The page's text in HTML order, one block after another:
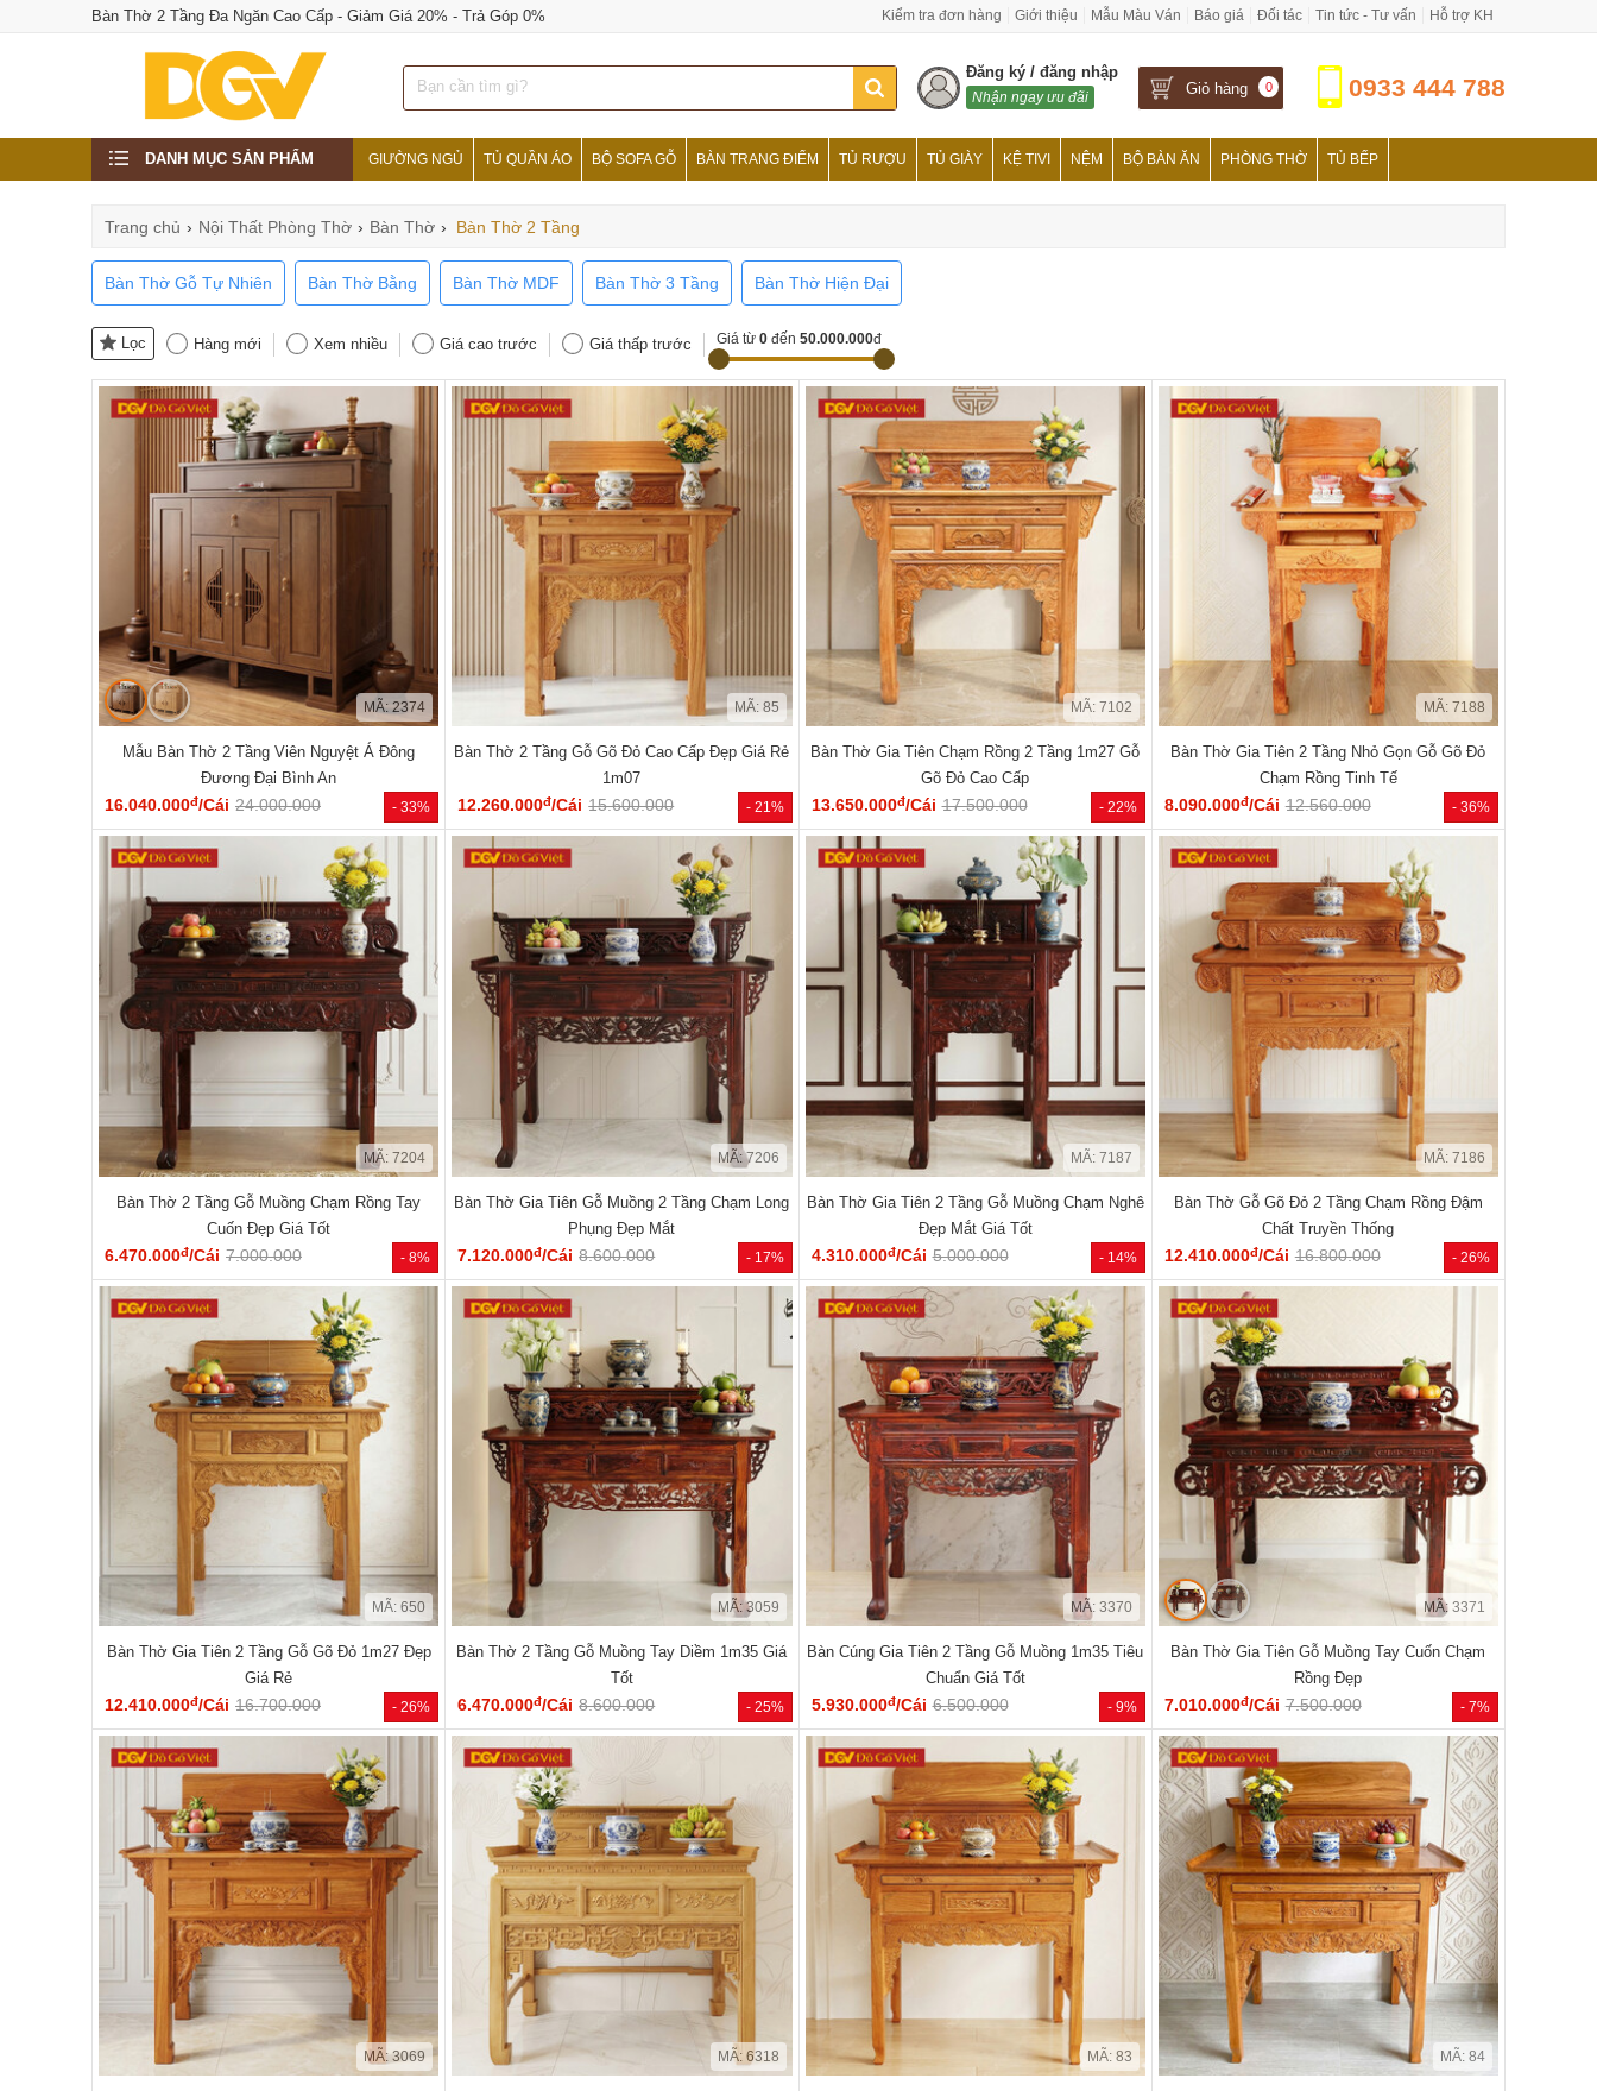
Bàn Thờ 2 Tầng Đa Ngăn Cao Cấp - Giảm Giá 20% - Trả Góp 0% Kiểm tra đơn hàng Giới thiệu Mẫu Màu Ván Báo giá Đối tác Tin tức - Tư vấn Hỗ trợ KH
Đăng ký / đăng nhập
Nhận ngay ưu đãi Giỏ hàng 0 0933 444 788
DANH MỤC SẢN PHẨM GIƯỜNG NGỦ TỦ QUẦN ÁO BỘ SOFA GỖ BÀN TRANG ĐIỂM TỦ RƯỢU TỦ GIÀY KỆ TIVI NỆM BỘ BÀN ĂN PHÒNG THỜ TỦ BẾP
Trang chủ › Nội Thất Phòng Thờ › Bàn Thờ › Bàn Thờ 2 Tầng
Bàn Thờ Gỗ Tự Nhiên Bàn Thờ Bằng Bàn Thờ MDF Bàn Thờ 3 Tầng Bàn Thờ Hiện Đại
Lọc Hàng mới Xem nhiều Giá cao trước Giá thấp trước Giá từ 0 đến 50.000.000đ
- 33%
MÃ: 2374
Mẫu Bàn Thờ 2 Tầng Viên Nguyệt Á Đông
Đương Đại Bình An
16.040.000đ/Cái 24.000.000 - 21%
MÃ: 85
Bàn Thờ 2 Tầng Gỗ Gõ Đỏ Cao Cấp Đẹp Giá Rẻ
1m07
12.260.000đ/Cái 15.600.000 - 22%
MÃ: 7102
Bàn Thờ Gia Tiên Chạm Rồng 2 Tầng 1m27 Gỗ
Gõ Đỏ Cao Cấp
13.650.000đ/Cái 17.500.000 - 36%
MÃ: 7188
Bàn Thờ Gia Tiên 2 Tầng Nhỏ Gọn Gỗ Gõ Đỏ
Chạm Rồng Tinh Tế
8.090.000đ/Cái 12.560.000
- 8%
MÃ: 7204
Bàn Thờ 2 Tầng Gỗ Muồng Chạm Rồng Tay
Cuốn Đẹp Giá Tốt
6.470.000đ/Cái 7.000.000 - 17%
MÃ: 7206
Bàn Thờ Gia Tiên Gỗ Muồng 2 Tầng Chạm Long
Phụng Đẹp Mắt
7.120.000đ/Cái 8.600.000 - 14%
MÃ: 7187
Bàn Thờ Gia Tiên 2 Tầng Gỗ Muồng Chạm Nghê
Đẹp Mắt Giá Tốt
4.310.000đ/Cái 5.000.000 - 26%
MÃ: 7186
Bàn Thờ Gỗ Gõ Đỏ 2 Tầng Chạm Rồng Đậm
Chất Truyền Thống
12.410.000đ/Cái 16.800.000
- 26%
MÃ: 650
Bàn Thờ Gia Tiên 2 Tầng Gỗ Gõ Đỏ 1m27 Đẹp
Giá Rẻ
12.410.000đ/Cái 16.700.000 - 25%
MÃ: 3059
Bàn Thờ 2 Tầng Gỗ Muồng Tay Diềm 1m35 Giá
Tốt
6.470.000đ/Cái 8.600.000 - 9%
MÃ: 3370
Bàn Cúng Gia Tiên 2 Tầng Gỗ Muồng 1m35 Tiêu
Chuẩn Giá Tốt
5.930.000đ/Cái 6.500.000 - 7%
MÃ: 3371
Bàn Thờ Gia Tiên Gỗ Muồng Tay Cuốn Chạm
Rồng Đẹp
7.010.000đ/Cái 7.500.000
MÃ: 3069 MÃ: 6318 MÃ: 83 MÃ: 84